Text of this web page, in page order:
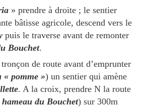
» prendre à droite ; le sentier
bâtisse agricole, descend vers le
puis le traverse avant de remonter
Bouchet.
de route avant d’emprunter
« pomme ») un sentier qui amène
. A la croix, prendre N la route
hameau du Bouchet) sur 300m